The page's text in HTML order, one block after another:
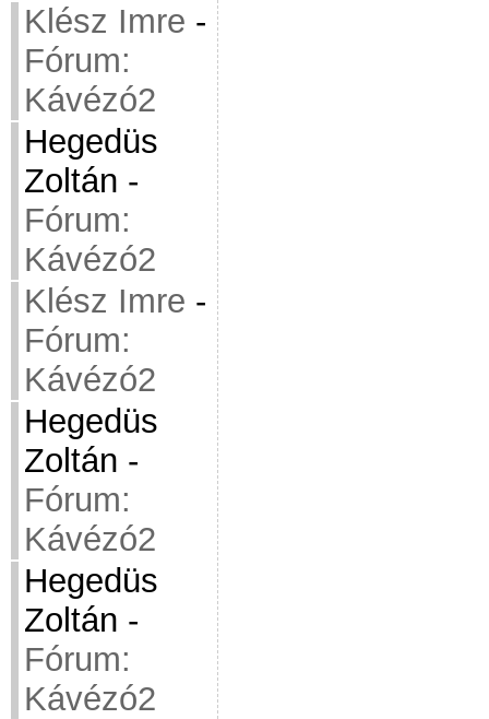
Klész Imre -
Fórum:
Kávézó2
Hegedüs
Zoltán -
Fórum:
Kávézó2
Klész Imre -
Fórum:
Kávézó2
Hegedüs
Zoltán -
Fórum:
Kávézó2
Hegedüs
Zoltán -
Fórum:
Kávézó2